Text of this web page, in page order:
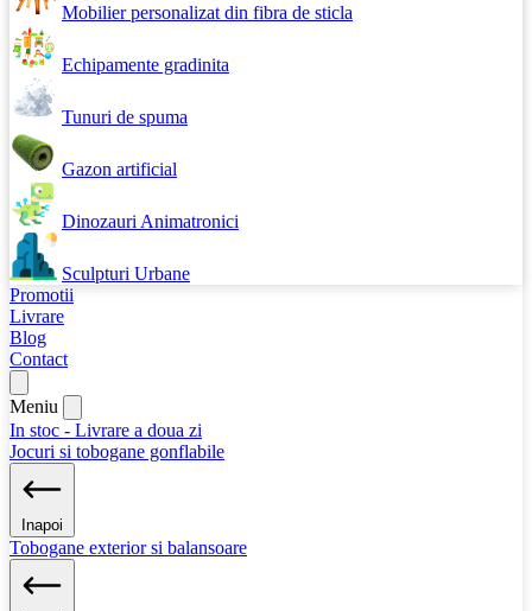
Mobilier personalizat din fibra de sticla
Echipamente gradinita
Tunuri de spuma
Gazon artificial
Dinozauri Animatronici
Sculpturi Urbane
Promotii
Livrare
Blog
Contact
Meniu
In stoc - Livrare a doua zi
Jocuri si tobogane gonflabile
Inapoi
Tobogane exterior si balansoare